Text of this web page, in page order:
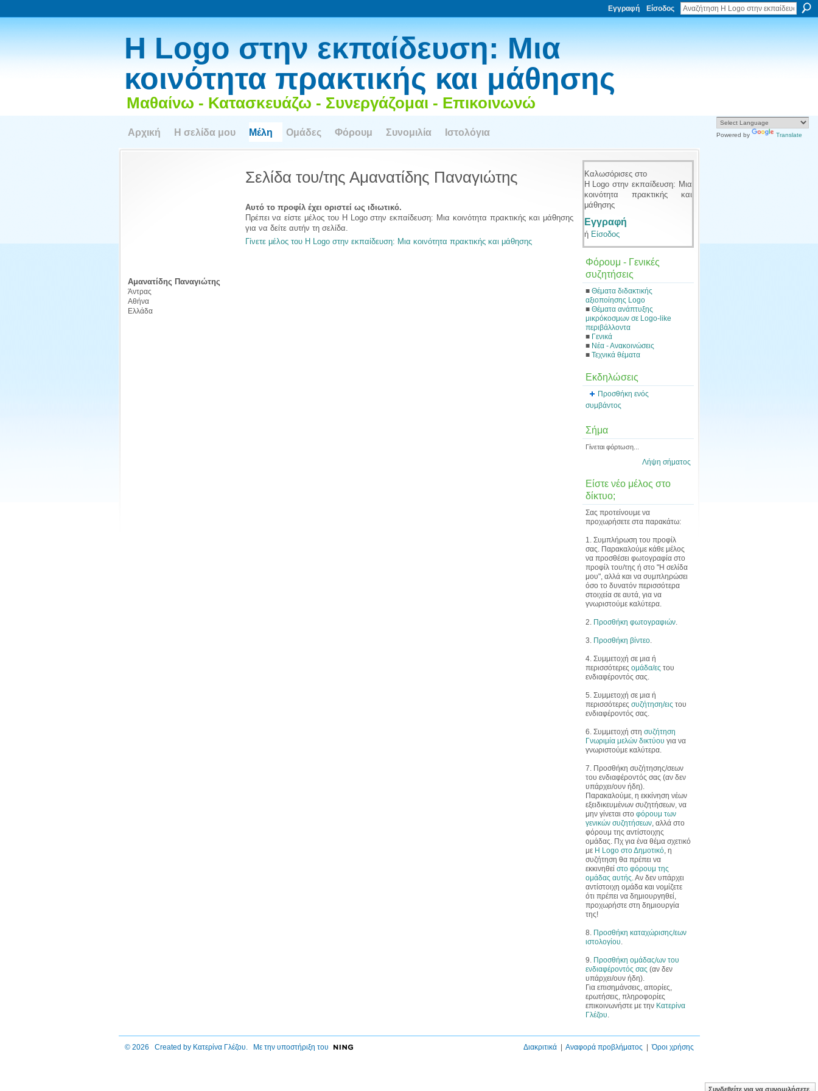
Εγγραφή Είσοδος
Η Logo στην εκπαίδευση: Μια
κοινότητα πρακτικής και μάθησης
Μαθαίνω - Κατασκευάζω - Συνεργάζομαι - Επικοινωνώ
Αρχική Η σελίδα μου Μέλη Ομάδες Φόρουμ Συνομιλία Ιστολόγια
Αμανατίδης Παναγιώτης
Άντρας
Αθήνα
Ελλάδα
Σελίδα του/της Αμανατίδης Παναγιώτης
Αυτό το προφίλ έχει οριστεί ως ιδιωτικό.
Πρέπει να είστε μέλος του Η Logo στην εκπαίδευση: Μια κοινότητα πρακτικής και μάθησης
για να δείτε αυτήν τη σελίδα.
Γίνετε μέλος του Η Logo στην εκπαίδευση: Μια κοινότητα πρακτικής και μάθησης
Καλωσόρισες στο
Η Logo στην εκπαίδευση: Μια
κοινότητα πρακτικής και
μάθησης
Εγγραφή
ή Είσοδος
Φόρουμ - Γενικές
συζητήσεις
■ Θέματα διδακτικής
αξιοποίησης Logo
■ Θέματα ανάπτυξης
μικρόκοσμων σε Logo-like
περιβάλλοντα
■ Γενικά
■ Νέα - Ανακοινώσεις
■ Τεχνικά θέματα
Εκδηλώσεις
Προσθήκη ενός
συμβάντος
Σήμα
Γίνεται φόρτωση...
Λήψη σήματος
Είστε νέο μέλος στο
δίκτυο;
Σας προτείνουμε να
προχωρήσετε στα παρακάτω:
1. Συμπλήρωση του προφίλ
σας. Παρακαλούμε κάθε μέλος
να προσθέσει φωτογραφία στο
προφίλ του/της ή στο "Η σελίδα
μου", αλλά και να συμπληρώσει
όσο το δυνατόν περισσότερα
στοιχεία σε αυτά, για να
γνωριστούμε καλύτερα.
2. Προσθήκη φωτογραφιών.
3. Προσθήκη βίντεο.
4. Συμμετοχή σε μια ή
περισσότερες ομάδα/ες του
ενδιαφέροντός σας.
5. Συμμετοχή σε μια ή
περισσότερες συζήτηση/εις του
ενδιαφέροντός σας.
6. Συμμετοχή στη συζήτηση
Γνωριμία μελών δικτύου για να
γνωριστούμε καλύτερα.
7. Προσθήκη συζήτησης/σεων
του ενδιαφέροντός σας (αν δεν
υπάρχει/ουν ήδη).
Παρακαλούμε, η εκκίνηση νέων
εξειδικευμένων συζητήσεων, να
μην γίνεται στο φόρουμ των
γενικών συζητήσεων, αλλά στο
φόρουμ της αντίστοιχης
ομάδας. Πχ για ένα θέμα σχετικό
με Η Logo στο Δημοτικό, η
συζήτηση θα πρέπει να
εκκινηθεί στο φόρουμ της
ομάδας αυτής . Αν δεν υπάρχει
αντίστοιχη ομάδα και νομίζετε
ότι πρέπει να δημιουργηθεί,
προχωρήστε στη δημιουργία
της!
8. Προσθήκη καταχώρισης/εων
ιστολογίου
9. Προσθήκη ομάδας/ων του
ενδιαφέροντός σας (αν δεν
υπάρχει/ουν ήδη).
Για επισημάνσεις, απορίες,
ερωτήσεις, πληροφορίες
επικοινωνήστε με την Κατερίνα
Γλέζου
© 2026 Created by Κατερίνα Γλέζου . Με την υποστήριξη του Διακριτικά| Αναφορά προβλήματος |Όροι χρήσης
Συνδεθείτε για να συνομιλήσετε
Powered by Translate